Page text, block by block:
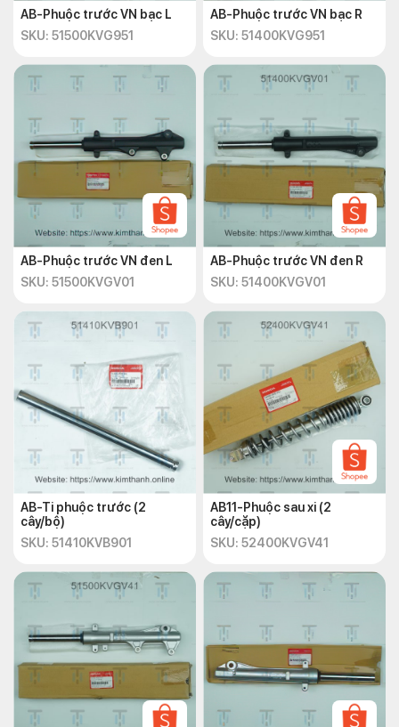
AB-Phuộc trước VN bạc L
SKU: 51500KVG951
AB-Phuộc trước VN bạc R
SKU: 51400KVG951
AB-Phuộc trước VN đen L
SKU: 51500KVGV01
AB-Phuộc trước VN đen R
SKU: 51400KVGV01
AB-Ti phuộc trước (2
cây/bộ)
SKU: 51410KVB901
AB11-Phuộc sau xi (2
cây/cặp)
SKU: 52400KVGV41